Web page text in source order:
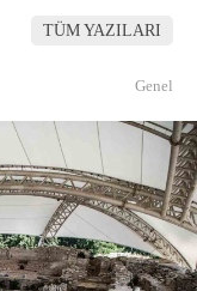
TÜM YAZILARI
Genel